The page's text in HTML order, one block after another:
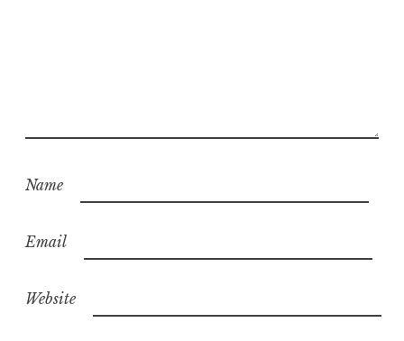
Name
Email
Website